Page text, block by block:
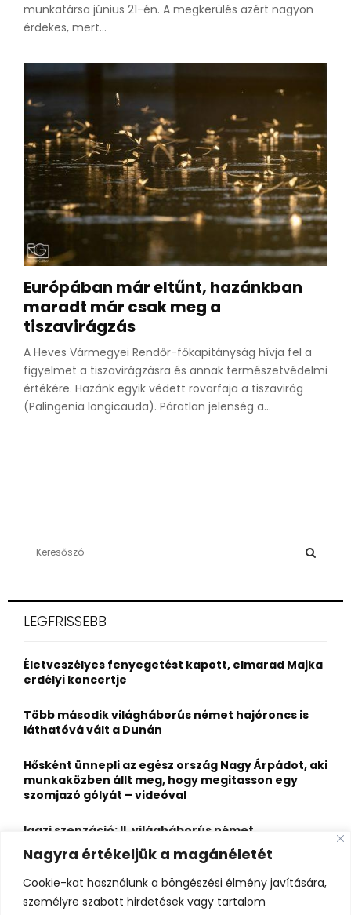
Nagyra értékeljük a magánéletét
Cookie-kat használunk a böngészési élmény javítására,
személyre szabott hirdetések vagy tartalom
munkatársa június 21-én. A megkerülés azért nagyon
érdekes, mert...
Európában már eltűnt, hazánkban
maradt már csak meg a
tiszavirágzás
A Heves Vármegyei Rendőr-főkapitányság hívja fel a
figyelmet a tiszavirágzásra és annak természetvédelmi
értékére. Hazánk egyik védett rovarfaja a tiszavirág
(Palingenia longicauda). Páratlan jelenség a...
h
o
r
C
LEGFRISSEBB
Életveszélyes fenyegetést kapott, elmarad Majka
erdélyi koncertje
Több második világháborús német hajóroncs is
láthatóvá vált a Dunán
Hősként ünnepli az egész ország Nagy Árpádot, aki
munkaközben állt meg, hogy megitasson egy
szomjazó gólyát – videóval
Igazi szenzáció: II. világháborús német
motorkerékpár és elhunyt katonák kerültek elő a
Dunából Budapesten
A Duna most egészen új arcát mutatja: lenyűgöző
kavicszátonyok bukkantak elő a Dunakanyarban